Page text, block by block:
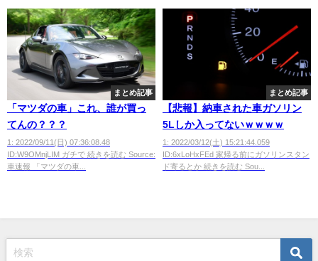
まとめ記事
「マツダの車」これ、誰が買っ
てんの？？？
1: 2022/09/11(日) 07:36:08.48
ID:W9OMnjLIM ガチで 続きを読む Source:
車速報 「マツダの車...
まとめ記事
【悲報】納車された車ガソリン
5Lしか入ってないｗｗｗｗ
1: 2022/03/12(土) 15:21:44.059
ID:6xLoHxFEd 家帰る前にガソリンスタン
ド寄るとか 続きを読む Sou...